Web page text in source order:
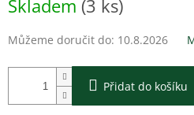
Skladem (3 ks)
Můžeme doručit do: 10.8.2026
Přidat do košíku